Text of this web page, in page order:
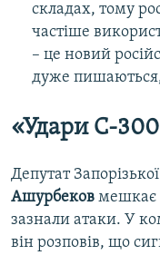
складах, тому
частіше
– це новий
дуже пишаються,
«Удари С-
Депутат
Ашурбеков мешкає
зазнали атаки. У
він розповів, що